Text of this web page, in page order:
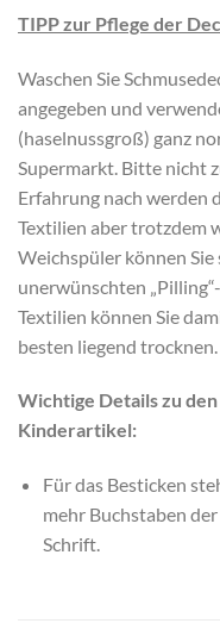
TIPP zur Pflege der
Waschen Sie
angegeben und
(haselnussgroß) ganz
Supermarkt. Bitte nicht
Erfahrung nach werden
Textilien aber trotzdem
Weichspüler können Sie
unerwünschten
Textilien können Sie
besten liegend trocknen.
Wichtige Details zu
Kinderartikel:
Für das Besticken
mehr Buchstaben
Schrift.